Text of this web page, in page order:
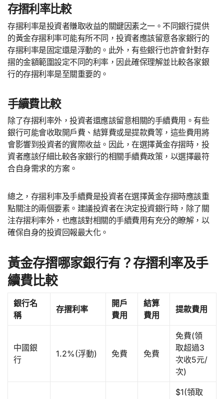
存摺利率比較
存摺利率是投資者賺取收益的關鍵因素之一。不同銀行提供
的黃金存摺利率可能有所不同，投資者應該留意各家銀行的
存摺利率是固定還是浮動的。此外，有些銀行也許會針對存
摺的金額範圍設定不同的利率，因此確保理解並比較各家銀
行的存摺利率是至關重要的。
手續費比較
除了存摺利率外，投資者還應該留意相關的手續費用。有些
銀行可能會收取開戶費、結算費或是提款費等，這些費用將
會影響到投資者的實際收益。因此，在選擇黃金存摺時，投
資者應該仔細比較各家銀行的相關手續費政策，以選擇最符
合自身需求的方案。
總之，存摺利率及手續費是投資者在選擇黃金存摺時應該重
點關注的兩個要素。建議投資者在決定投資銀行時，除了關
注存摺利率外，也應該對相關的手續費用有充分的瞭解，以
確保自身的投資回報最大化。
黃金存摺哪家銀行有？存摺利率及手
續費比較
銀行名
稱
存摺利率
開戶
費用
結算
費用
提款費用
中國銀
行
1.2%(浮動) 免費 免費
免費(領
取超過3
次收5元/
次)
$1(領取